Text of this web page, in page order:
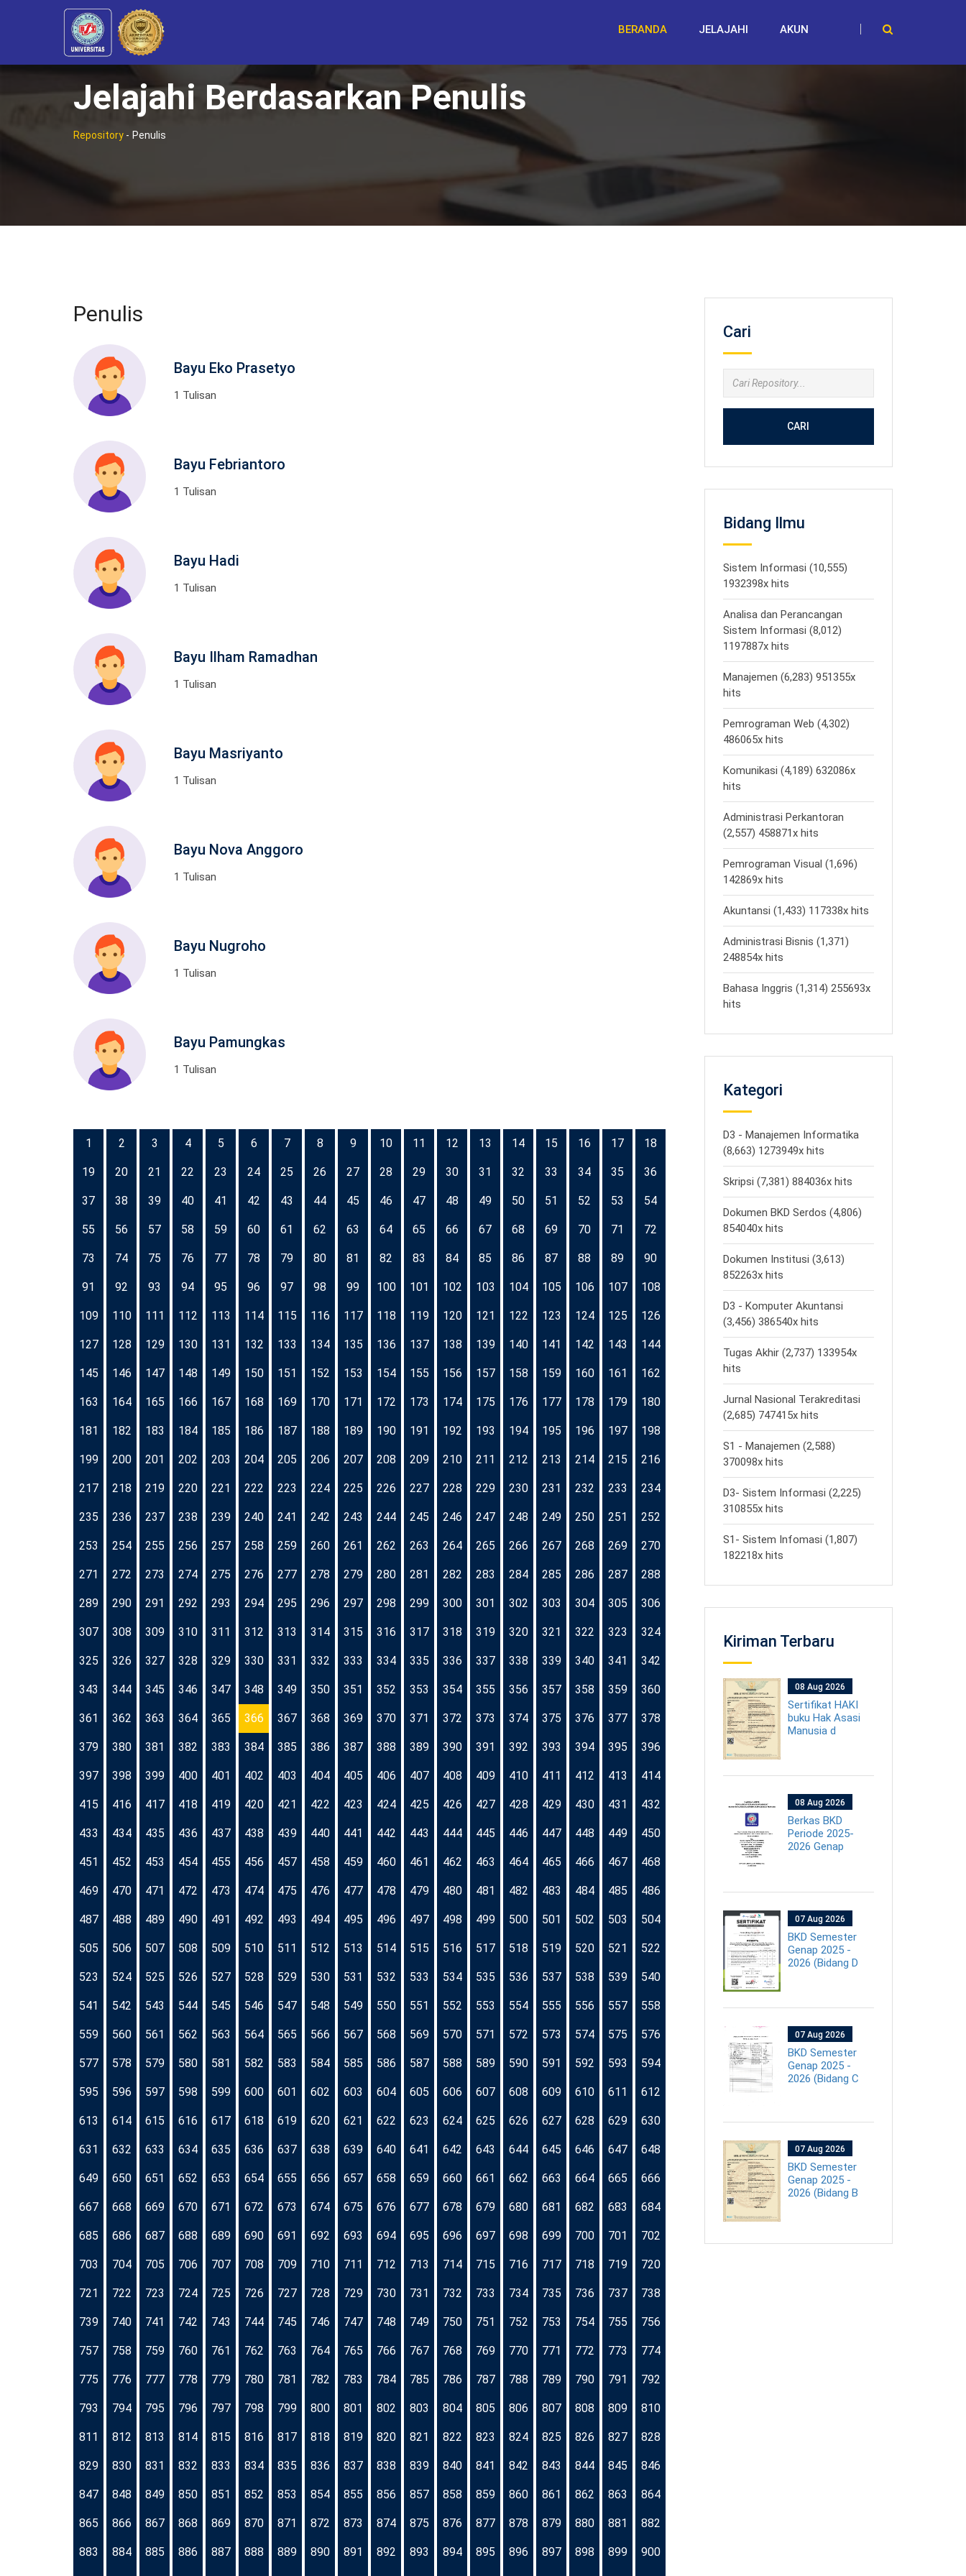
BERANDA JELAJAHI AKUN
Jelajahi Berdasarkan Penulis
Repository - Penulis
Penulis
Bayu Eko Prasetyo
1 Tulisan
Bayu Febriantoro
1 Tulisan
Bayu Hadi
1 Tulisan
Bayu Ilham Ramadhan
1 Tulisan
Bayu Masriyanto
1 Tulisan
Bayu Nova Anggoro
1 Tulisan
Bayu Nugroho
1 Tulisan
Bayu Pamungkas
1 Tulisan
1 2 3 4 5 6 7 8 9 10 11 12 13 14 15 16 17 18
19 20 21 22 23 24 25 26 27 28 29 30 31 32 33 34 35 36
37 38 39 40 41 42 43 44 45 46 47 48 49 50 51 52 53 54
55 56 57 58 59 60 61 62 63 64 65 66 67 68 69 70 71 72
73 74 75 76 77 78 79 80 81 82 83 84 85 86 87 88 89 90
91 92 93 94 95 96 97 98 99 100 101 102 103 104 105 106 107 108
109 110 111 112 113 114 115 116 117 118 119 120 121 122 123 124 125 126
127 128 129 130 131 132 133 134 135 136 137 138 139 140 141 142 143 144
145 146 147 148 149 150 151 152 153 154 155 156 157 158 159 160 161 162
163 164 165 166 167 168 169 170 171 172 173 174 175 176 177 178 179 180
181 182 183 184 185 186 187 188 189 190 191 192 193 194 195 196 197 198
199 200 201 202 203 204 205 206 207 208 209 210 211 212 213 214 215 216
217 218 219 220 221 222 223 224 225 226 227 228 229 230 231 232 233 234
235 236 237 238 239 240 241 242 243 244 245 246 247 248 249 250 251 252
253 254 255 256 257 258 259 260 261 262 263 264 265 266 267 268 269 270
271 272 273 274 275 276 277 278 279 280 281 282 283 284 285 286 287 288
289 290 291 292 293 294 295 296 297 298 299 300 301 302 303 304 305 306
307 308 309 310 311 312 313 314 315 316 317 318 319 320 321 322 323 324
325 326 327 328 329 330 331 332 333 334 335 336 337 338 339 340 341 342
343 344 345 346 347 348 349 350 351 352 353 354 355 356 357 358 359 360
361 362 363 364 365 366 367 368 369 370 371 372 373 374 375 376 377 378
379 380 381 382 383 384 385 386 387 388 389 390 391 392 393 394 395 396
397 398 399 400 401 402 403 404 405 406 407 408 409 410 411 412 413 414
415 416 417 418 419 420 421 422 423 424 425 426 427 428 429 430 431 432
433 434 435 436 437 438 439 440 441 442 443 444 445 446 447 448 449 450
451 452 453 454 455 456 457 458 459 460 461 462 463 464 465 466 467 468
469 470 471 472 473 474 475 476 477 478 479 480 481 482 483 484 485 486
487 488 489 490 491 492 493 494 495 496 497 498 499 500 501 502 503 504
505 506 507 508 509 510 511 512 513 514 515 516 517 518 519 520 521 522
523 524 525 526 527 528 529 530 531 532 533 534 535 536 537 538 539 540
541 542 543 544 545 546 547 548 549 550 551 552 553 554 555 556 557 558
559 560 561 562 563 564 565 566 567 568 569 570 571 572 573 574 575 576
577 578 579 580 581 582 583 584 585 586 587 588 589 590 591 592 593 594
595 596 597 598 599 600 601 602 603 604 605 606 607 608 609 610 611 612
613 614 615 616 617 618 619 620 621 622 623 624 625 626 627 628 629 630
631 632 633 634 635 636 637 638 639 640 641 642 643 644 645 646 647 648
649 650 651 652 653 654 655 656 657 658 659 660 661 662 663 664 665 666
667 668 669 670 671 672 673 674 675 676 677 678 679 680 681 682 683 684
685 686 687 688 689 690 691 692 693 694 695 696 697 698 699 700 701 702
703 704 705 706 707 708 709 710 711 712 713 714 715 716 717 718 719 720
721 722 723 724 725 726 727 728 729 730 731 732 733 734 735 736 737 738
739 740 741 742 743 744 745 746 747 748 749 750 751 752 753 754 755 756
757 758 759 760 761 762 763 764 765 766 767 768 769 770 771 772 773 774
775 776 777 778 779 780 781 782 783 784 785 786 787 788 789 790 791 792
793 794 795 796 797 798 799 800 801 802 803 804 805 806 807 808 809 810
811 812 813 814 815 816 817 818 819 820 821 822 823 824 825 826 827 828
829 830 831 832 833 834 835 836 837 838 839 840 841 842 843 844 845 846
847 848 849 850 851 852 853 854 855 856 857 858 859 860 861 862 863 864
865 866 867 868 869 870 871 872 873 874 875 876 877 878 879 880 881 882
883 884 885 886 887 888 889 890 891 892 893 894 895 896 897 898 899 900
Cari
CARI
Bidang Ilmu
Sistem Informasi (10,555)
1932398x hits
Analisa dan Perancangan
Sistem Informasi (8,012)
1197887x hits
Manajemen (6,283) 951355x
hits
Pemrograman Web (4,302)
486065x hits
Komunikasi (4,189) 632086x
hits
Administrasi Perkantoran
(2,557) 458871x hits
Pemrograman Visual (1,696)
142869x hits
Akuntansi (1,433) 117338x hits
Administrasi Bisnis (1,371)
248854x hits
Bahasa Inggris (1,314) 255693x
hits
Kategori
D3 - Manajemen Informatika
(8,663) 1273949x hits
Skripsi (7,381) 884036x hits
Dokumen BKD Serdos (4,806)
854040x hits
Dokumen Institusi (3,613)
852263x hits
D3 - Komputer Akuntansi
(3,456) 386540x hits
Tugas Akhir (2,737) 133954x
hits
Jurnal Nasional Terakreditasi
(2,685) 747415x hits
S1 - Manajemen (2,588)
370098x hits
D3- Sistem Informasi (2,225)
310855x hits
S1- Sistem Infomasi (1,807)
182218x hits
Kiriman Terbaru
08 Aug 2026
Sertifikat HAKI
buku Hak Asasi
Manusia d
08 Aug 2026
Berkas BKD
Periode 2025-
2026 Genap
07 Aug 2026
BKD Semester
Genap 2025 -
2026 (Bidang D
07 Aug 2026
BKD Semester
Genap 2025 -
2026 (Bidang C
07 Aug 2026
BKD Semester
Genap 2025 -
2026 (Bidang B